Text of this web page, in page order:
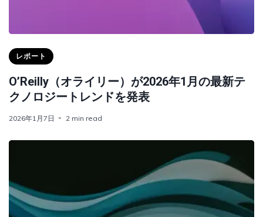
レポート
O’Reilly（オライリー）が2026年1月の最新テ
クノロジートレンドを発表
2026年1月7日 2 min read